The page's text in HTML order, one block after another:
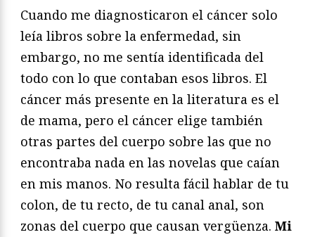
Cuando me diagnosticaron el cáncer solo
leía libros sobre la enfermedad, sin
embargo, no me sentía identificada del
todo con lo que contaban esos libros. El
cáncer más presente en la literatura es el
de mama, pero el cáncer elige también
otras partes del cuerpo sobre las que no
encontraba nada en las novelas que caían
en mis manos. No resulta fácil hablar de tu
colon, de tu recto, de tu canal anal, son
zonas del cuerpo que causan vergüenza. Mi